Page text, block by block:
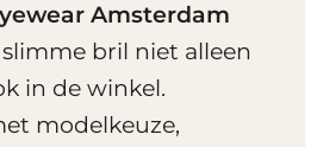
Amsterdam
bril niet alleen
in de winkel.
modelkeuze,